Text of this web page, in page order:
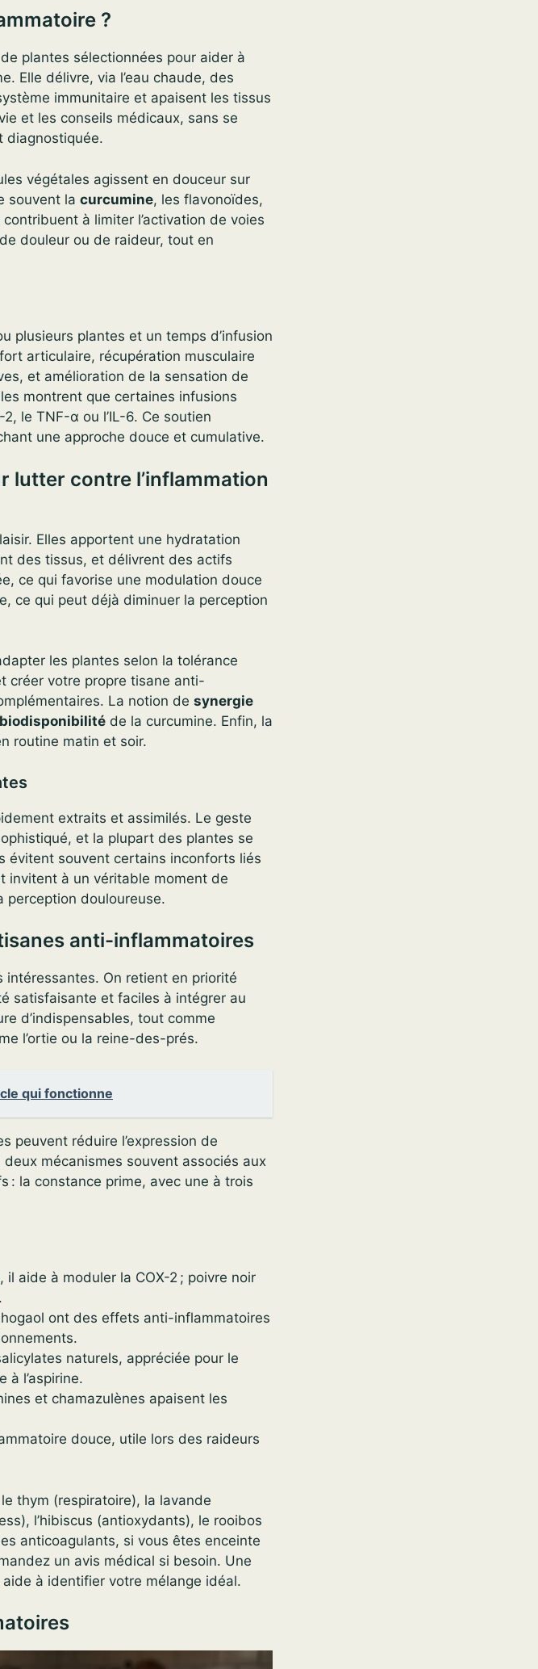
?
plantes sélectionnées pour aider à
Elle délivre, via l’eau chaude, des
immunitaire et apaisent les tissus
et les conseils médicaux, sans se
diagnostiquée.
végétales agissent en douceur sur
souvent la curcumine, les flavonoïdes,
à limiter l’activation de voies
douleur ou de raideur, tout en
plusieurs plantes et un temps d’infusion
articulaire, récupération musculaire
et amélioration de la sensation de
montrent que certaines infusions
le TNF-α ou l’IL-6. Ce soutien
une approche douce et cumulative.
lutter contre l’inflammation
Elles apportent une hydratation
des tissus, et délivrent des actifs
ce qui favorise une modulation douce
ce qui peut déjà diminuer la perception
les plantes selon la tolérance
créer votre propre tisane anti-
La notion de synergie
biodisponibilité de la curcumine. Enfin, la
routine matin et soir.
extraits et assimilés. Le geste
et la plupart des plantes se
évitent souvent certains inconforts liés
invitent à un véritable moment de
perception douloureuse.
anti-inflammatoires
On retient en priorité
satisfaisante et faciles à intégrer au
d’indispensables, tout comme
l’ortie ou la reine-des-prés.
qui fonctionne
peuvent réduire l’expression de
mécanismes souvent associés aux
: la constance prime, avec une à trois
, il aide à moduler la COX-2 ; poivre noir
ont des effets anti-inflammatoires
naturels, appréciée pour le
à l’aspirine.
et chamazulènes apaisent les
douce, utile lors des raideurs
thym (respiratoire), la lavande
l’hibiscus (antioxydants), le rooibos
anticoagulants, si vous êtes enceinte
un avis médical si besoin. Une
à identifier votre mélange idéal.